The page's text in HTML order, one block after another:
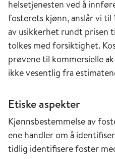
helsetjenesten ved å
fosterets kjønn, anslår vi
av usikkerhet rundt prisen
tolkes med forsiktighet.
prøvene til kommersielle
ikke vesentlig fra
Etiske aspekter
Kjønnsbestemmelse av
ene handler om å
tidlig identifisere foster